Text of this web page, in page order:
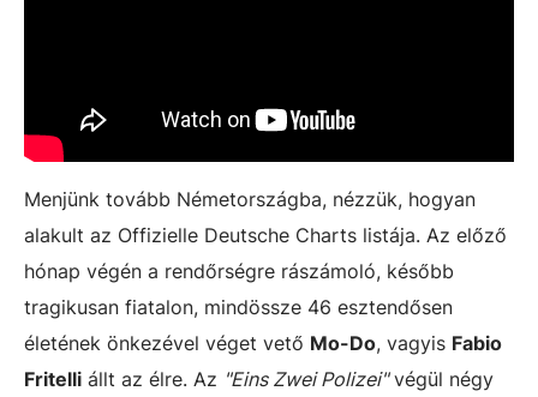
Menjünk tovább Németországba, nézzük, hogyan
alakult az Offizielle Deutsche Charts listája. Az előző
hónap végén a rendőrségre rászámoló, később
tragikusan fiatalon, mindössze 46 esztendősen
életének önkezével véget vető Mo-Do, vagyis Fabio
Fritelli állt az élre. Az "Eins Zwei Polizei"végül négy